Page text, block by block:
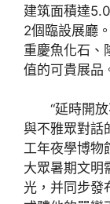
建筑面積達
2個臨設展廳
重慶魚化石、
值的可貴展品
“延時開
與不雅眾對話
工年夜學博物
大眾暑期文明
光，并同步發